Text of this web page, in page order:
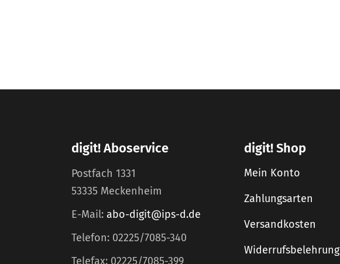
digit! Aboservice
Postfach 1331
53335 Meckenheim
E-Mail: abo-digit@ips-d.de
Telefon: 02225/7085-340
Telefax: 02225/7085-399
digit! Shop
Mein Konto
Zahlungsarten
Versandkosten
Widerrufsbelehrung